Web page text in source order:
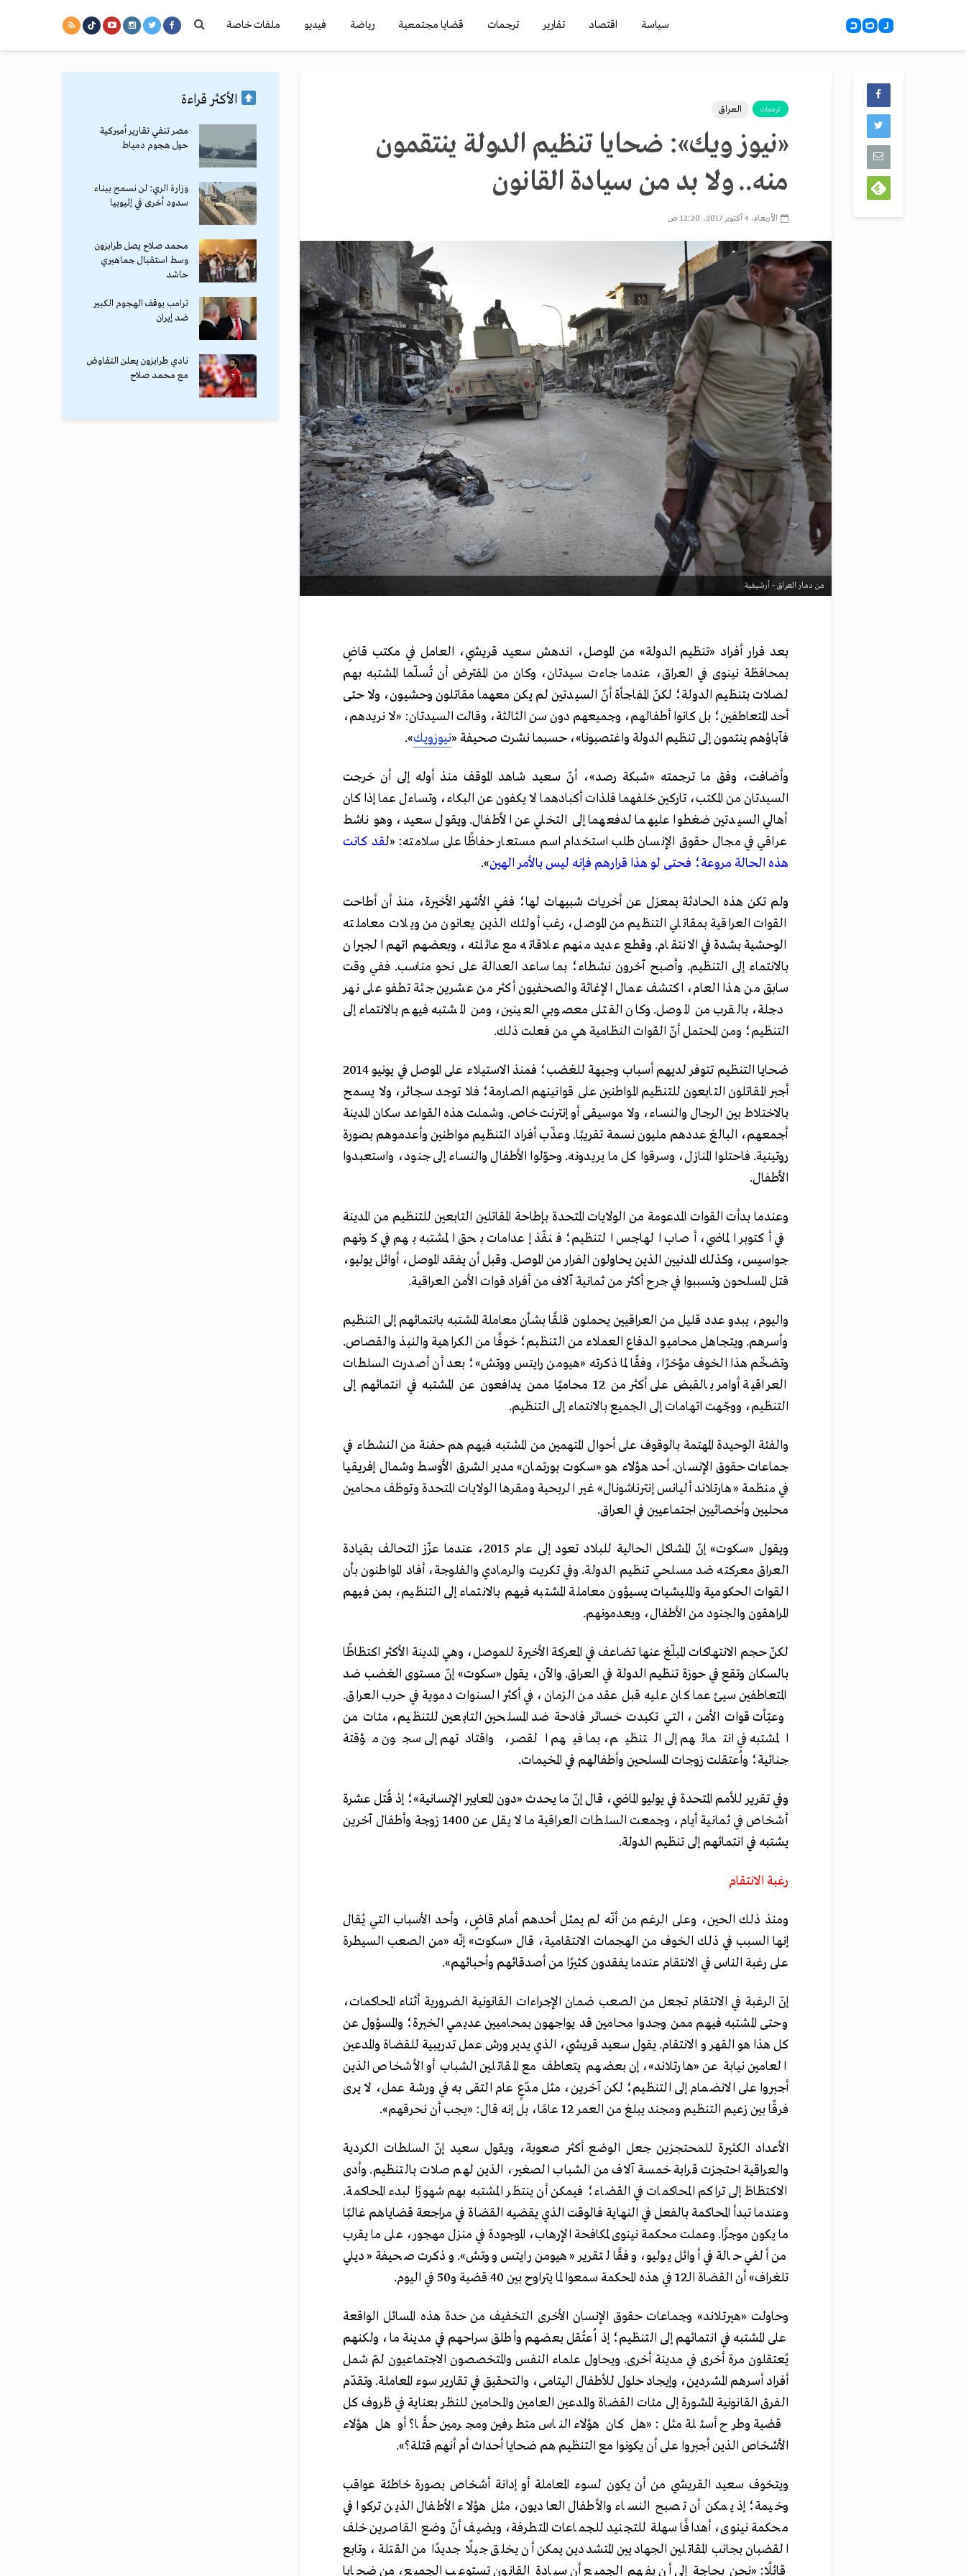
سياسة اقتصاد تقارير ترجمات قضايا مجتمعية رياضة فيديو ملفات خاصة
ترجمات العراق
«نيوز ويك»: ضحايا تنظيم الدولة ينتقمون
منه.. ولا بد من سيادة القانون
الأربعاء، 4 أكتوبر 2017، 12:20 ص
من دمار العراق - أرشيفية
بعد فرار أفراد «تنظيم الدولة» من الموصل، اندهش سعيد قريشي، العامل في مكتب قاضٍ
بمحافظة نينوى في العراق، عندما جاءت سيدتان، وكان من المفترض أن تُسلّما المشتبه بهم
لصلات بتنظيم الدولة؛ لكنّ المفاجأة أنّ السيدتين لم يكن معهما مقاتلون وحشيون، ولا حتى
أحد المتعاطفين؛ بل كانوا أطفالهم، وجميعهم دون سن الثالثة، وقالت السيدتان: «لا نريدهم،
فآباؤهم ينتمون إلى تنظيم الدولة واغتصبونا»، حسبما نشرت صحيفة «نيوزويك».
وأضافت، وفق ما ترجمته «شبكة رصد»، أنّ سعيد شاهد الموقف منذ أوله إلى أن خرجت
السيدتان من المكتب، تاركين خلفهما فلذات أكبادهما لا يكفون عن البكاء، وتساءل عما إذا كان
أهالي السيدتين ضغطوا عليهما لدفعهما إلى التخلي عن الأطفال. ويقول سعيد، وهو ناشط
عراقي في مجال حقوق الإنسان طلب استخدام اسم مستعار حفاظًا على سلامته: «لقد كانت
هذه الحالة مروعة؛ فحتى لو هذا قرارهم فإنه ليس بالأمر الهين».
ولم تكن هذه الحادثة بمعزل عن أخريات شبيهات لها؛ ففي الأشهر الأخيرة، منذ أن أطاحت
القوات العراقية بمقاتلي التنظيم من الموصل، رغب أولئك الذين يعانون من ويلات معاملته
الوحشية بشدة في الانتقام. وقطع عديد منهم علاقاته مع عائلته، وبعضهم اتهم الجيران
بالانتماء إلى التنظيم. وأصبح آخرون نشطاء؛ بما ساعد العدالة على نحو مناسب. ففي وقت
سابق من هذا العام، اكتشف عمال الإغاثة والصحفيون أكثر من عشرين جثة تطفو على نهر
دجلة، بالقرب من الموصل. وكان القتلى معصوبي العينين، ومن المشتبه فيهم بالانتماء إلى
التنظيم؛ ومن المحتمل أنّ القوات النظامية هي من فعلت ذلك.
ضحايا التنظيم تتوفر لديهم أسباب وجيهة للغضب؛ فمنذ الاستيلاء على الموصل في يونيو 2014
أجبر المقاتلون التابعون للتنظيم المواطنين على قوانينهم الصارمة؛ فلا توجد سجائر، ولا يسمح
بالاختلاط بين الرجال والنساء، ولا موسيقى أو إنترنت خاص. وشملت هذه القواعد سكان المدينة
أجمعهم، البالغ عددهم مليون نسمة تقريبًا. وعذّب أفراد التنظيم مواطنين وأعدموهم بصورة
روتينية. فاحتلوا المنازل، وسرقوا كل ما يريدونه. وحوّلوا الأطفال والنساء إلى جنود، واستعبدوا
الأطفال.
وعندما بدأت القوات المدعومة من الولايات المتحدة بإطاحة المقاتلين التابعين للتنظيم من المدينة
في أكتوبر الماضي، أصاب الهاجس التنظيم؛ فنفّذ إعدامات بحق المشتبه بهم في كونهم
جواسيس، وكذلك المدنيين الذين يحاولون الفرار من الموصل. وقبل أن يفقد الموصل، أوائل يوليو،
قتل المسلحون وتسببوا في جرح أكثر من ثمانية آلاف من أفراد قوات الأمن العراقية.
واليوم، يبدو عدد قليل من العراقيين يحملون قلقًا بشأن معاملة المشتبه بانتمائهم إلى التنظيم
وأسرهم. ويتجاهل محاميو الدفاع العملاء من التنظبم؛ خوفًا من الكراهية والنبذ ​​والقصاص.
وتضخّم هذا الخوف مؤخرًا، وفقًا لما ذكرته «هيومن رايتس ووتش»؛ بعد أن أصدرت السلطات
العراقية أوامر بالقبض على أكثر من 12 محاميًا ممن يدافعون عن المشتبه في انتمائهم إلى
التنظيم، ووجّهت اتهامات إلى الجميع بالانتماء إلى التنظيم.
والفئة الوحيدة المهتمة بالوقوف على أحوال المتهمين من المشتبه فيهم هم حفنة من النشطاء في
جماعات حقوق الإنسان. أحد هؤلاء هو «سكوت بورتمان» مدير الشرق الأوسط وشمال إفريقيا
في منظمة «هارتلاند أليانس إنترناشونال» غير الربحية ومقرها الولايات المتحدة وتوظف محامين
محليين وأخصائيين اجتماعيين في العراق.
ويقول «سكوت» إنّ المشاكل الحالية للبلاد تعود إلى عام 2015، عندما عزّز التحالف بقيادة
العراق معركته ضد مسلحي تنظيم الدولة. وفي تكريت والرمادي والفلوجة، أفاد المواطنون بأن
القوات الحكومية والمليشيات يسيؤون معاملة المشتبه فيهم بالانتماء إلى التنظيم، بمن فيهم
المراهقون والجنود من الأطفال، ويعدمونهم.
لكنّ حجم الانتهاكات المبلّغ عنها تضاعف في المعركة الأخيرة للموصل، وهي المدينة الأكثر اكتظاظًا
بالسكان وتقع في حوزة تنظيم الدولة في العراق. والآن، يقول «سكوت» إنّ مستوى الغضب ضد
المتعاطفين سيئ عما كان عليه قبل عقد من الزمان، في أكثر السنوات دموية في حرب العراق.
وعبّأت قوات الأمن، التي تكبدت خسائر فادحة ضد المسلحين التابعين للتنظيم، مئات من
المشتبه في انتمائهم إلى التنظيم، بما فيهم القصر، واقتادتهم إلى سجون مؤقتة
جنائية؛ واُعتقلت زوجات المسلحين وأطفالهم في المخيمات.
وفي تقرير للأمم المتحدة في يوليو الماضي، قال إنّ ما يحدث «دون المعايير الإنسانية»؛ إذ قُتل عشرة
أشخاص في ثمانية أيام، وجمعت السلطات العراقية ما لا يقل عن 1400 زوجة وأطفال آخرين
يشتبه في انتمائهم إلى تنظيم الدولة.
رغبة الانتقام
ومنذ ذلك الحين، وعلى الرغم من أنّه لم يمثل أحدهم أمام قاضٍ، وأحد الأسباب التي يُقال
إنها السبب في ذلك الخوف من الهجمات الانتقامية، قال «سكوت» إنّه «من الصعب السيطرة
على رغبة الناس في الانتقام عندما يفقدون كثيرًا من أصدقائهم وأحبائهم».
إنّ الرغبة في الانتقام تجعل من الصعب ضمان الإجراءات القانونية الضرورية أثناء المحاكمات،
وحتى المشتبه فيهم ممن وجدوا محامين قد يواجهون بمحاميين عديمي الخبرة؛ والمسؤول عن
كل هذا هو القهر و الانتقام. يقول سعيد قريشي، الذي يدير ورش عمل تدريبية للقضاة والمدعين
العامين نيابة عن «هارتلاند»، إن بعضهم يتعاطف مع المقاتلين الشباب أو الأشخاص الذين
أجبروا على الانضمام إلى التنظيم؛ لكن آخرين، مثل مدّعٍ عام التقى به في ورشة عمل، لا يرى
فرقًا بين زعيم التنظيم ومجند يبلغ من العمر 12 عامًا، بل إنه قال: «يجب أن نحرقهم».
الأعداد الكثيرة للمحتجزين جعل الوضع أكثر صعوبة، ويقول سعيد إنّ السلطات الكردية
والعراقية احتجزت قرابة خمسة آلاف من الشباب الصغير، الذين لهم صلات بالتنظيم. وأدى
الاكتظاظ إلى تراكم المحاكمات في القضاء؛ فيمكن أن ينتظر المشتبه بهم شهورًا لبدء المحاكمة.
وعندما تبدأ المحاكمة بالفعل في النهاية فالوقت الذي يقضيه القضاة في مراجعة قضاياهم غالبًا
ما يكون موجزًا. وعملت محكمة نينوى لمكافحة الإرهاب، الموجودة في منزل مهجور، على ما يقرب
من ألفي حالة في أوائل يوليو، وفقًا لتقرير «هيومن رايتس ووتش». وذكرت صحيفة «ديلي
تلغراف» أن القضاة الـ12 في هذه المحكمة سمعوا لما يتراوح بين 40 قضية و50 في اليوم.
وحاولت «هيرتلاند» وجماعات حقوق الإنسان الأخرى التخفيف من حدة هذه المسائل الواقعة
على المشتبه في انتمائهم إلى التنظيم؛ إذ اُعتُقل بعضهم وأطلق سراحهم في مدينة ما، ولكنهم
يُعتقلون مرة أخرى في مدينة أخرى. ويحاول علماء النفس والمتخصصون الاجتماعيون لمّ شمل
أفراد أسرهم المشردين، وإيجاد حلول للأطفال اليتامى، والتحقيق في تقارير سوء المعاملة. وتقدّم
الفرق القانونية المشورة إلى مئات القضاة والمدعين العامين والمحامين للنظر بعناية في ظروف كل
قضية وطرح أسئلة مثل: «هل كان هؤلاء الناس متطرفين ومجرمين حقًا؟ أو هل هؤلاء
الأشخاص الذين أجبروا على أن يكونوا مع التنظيم هم ضحايا أحداث أم أنهم قتلة؟».
ويتخوف سعيد القريشي من أن يكون لسوء المعاملة أو إدانة أشخاص بصورة خاطئة عواقب
وخيمة؛ إذ يمكن أن تصبح النساء والأطفال العاديون، مثل هؤلاء الأطفال الذين تركوا في
محكمة نينوى، أهدافًا سهلة للتجنيد للجماعات المتطرفة، ويضيف أنّ وضع القاصرين خلف
القضبان بجانب المقاتلين الجهاديين المتشددين يمكن أن يخلق جيلًا جديدًا من القتلة، وتابع
قائلًا: «نحن بحاجة إلى أن يفهم الجميع أن سيادة القانون تستوعب الجميع، من ضحايا
الأكثر قراءة
مصر تنفي تقارير أميركية
حول هجوم دمياط
وزارة الري: لن نسمح ببناء
سدود أخرى في إثيوبيا
محمد صلاح يصل طرابزون
وسط استقبال جماهيري
حاشد
ترامب يوقف الهجوم الكبير
ضد إيران
نادي طرابزون يعلن التفاوض
مع محمد صلاح